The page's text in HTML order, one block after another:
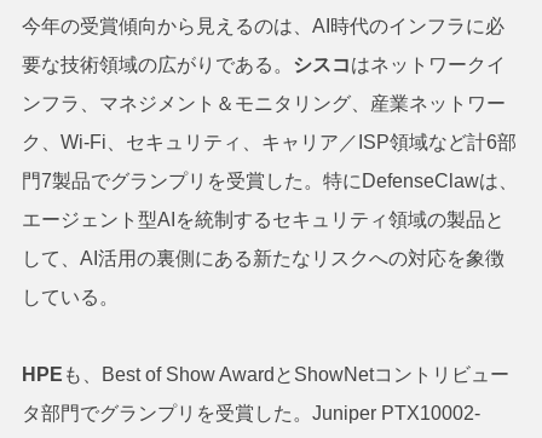
今年の受賞傾向から見えるのは、AI時代のインフラに必
要な技術領域の広がりである。 シスコはネットワークイ
ンフラ、マネジメント＆モニタリング、産業ネットワー
ク、Wi-Fi、セキュリティ、キャリア／ISP領域など計6部
門7製品でグランプリを受賞した。特にDefenseClawは、
エージェント型AIを統制するセキュリティ領域の製品と
して、AI活用の裏側にある新たなリスクへの対応を象徴
している。
HPE も、Best of Show AwardとShowNetコントリビュー
タ部門でグランプリを受賞した。Juniper PTX10002-